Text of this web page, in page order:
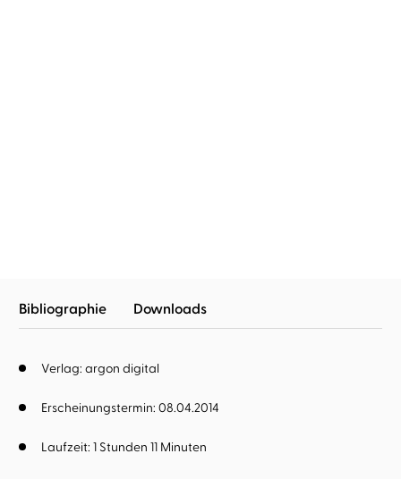
Bibliographie Downloads
Verlag: argon digital
Erscheinungstermin: 08.04.2014
Laufzeit: 1 Stunden 11 Minuten